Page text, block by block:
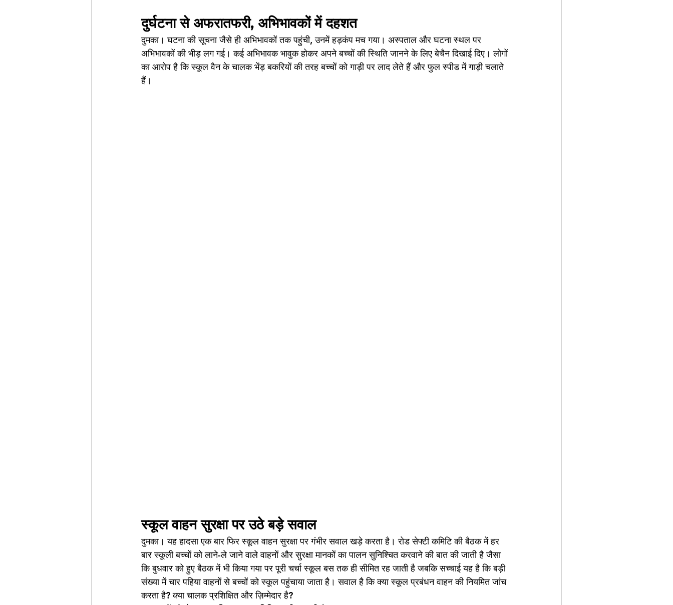
दुर्घटना से अफरातफरी, अभिभावकों में दहशत
दुमका। घटना की सूचना जैसे ही अभिभावकों तक पहुंची, उनमें हड़कंप मच गया। अस्पताल और घटना स्थल पर
अभिभावकों की भीड़ लग गई। कई अभिभावक भावुक होकर अपने बच्चों की स्थिति जानने के लिए बेचैन दिखाई दिए। लोगों
का आरोप है कि स्कूल वैन के चालक भेंड़ बकरियों की तरह बच्चों को गाड़ी पर लाद लेते हैं और फुल स्पीड में गाड़ी चलाते
हैं।
स्कूल वाहन सुरक्षा पर उठे बड़े सवाल
दुमका। यह हादसा एक बार फिर स्कूल वाहन सुरक्षा पर गंभीर सवाल खड़े करता है। रोड सेफ्टी कमिटि की बैठक में हर
बार स्कूली बच्चों को लाने-ले जाने वाले वाहनों और सुरक्षा मानकों का पालन सुनिश्चित करवाने की बात की जाती है जैसा
कि बुधवार को हुए बैठक में भी किया गया पर पूरी चर्चा स्कूल बस तक ही सीमित रह जाती है जबकि सच्चाई यह है कि बड़ी
संख्या में चार पहिया वाहनों से बच्चों को स्कूल पहुंचाया जाता है। सवाल है कि क्या स्कूल प्रबंधन वाहन की नियमित जांच
करता है? क्या चालक प्रशिक्षित और ज़िम्मेदार है?